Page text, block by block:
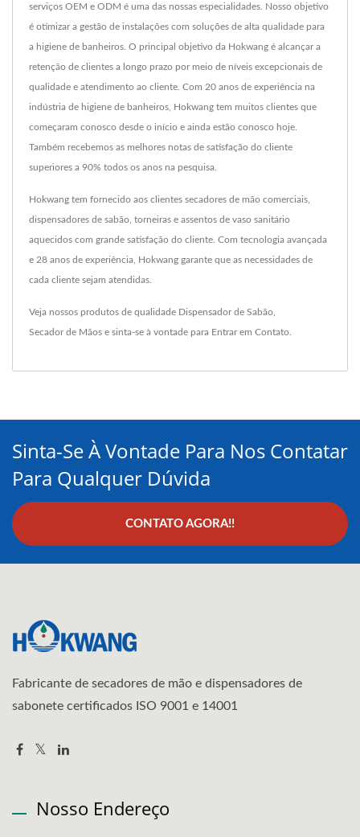
serviços OEM e ODM é uma das nossas especialidades. Nosso objetivo
é otimizar a gestão de instalações com soluções de alta qualidade para
a higiene de banheiros. O principal objetivo da Hokwang é alcançar a
retenção de clientes a longo prazo por meio de níveis excepcionais de
qualidade e atendimento ao cliente. Com 20 anos de experiência na
indústria de higiene de banheiros, Hokwang tem muitos clientes que
começaram conosco desde o início e ainda estão conosco hoje.
Também recebemos as melhores notas de satisfação do cliente
superiores a 90% todos os anos na pesquisa.
Hokwang tem fornecido aos clientes secadores de mão comerciais,
dispensadores de sabão, torneiras e assentos de vaso sanitário
aquecidos com grande satisfação do cliente. Com tecnologia avançada
e 28 anos de experiência, Hokwang garante que as necessidades de
cada cliente sejam atendidas.
Veja nossos produtos de qualidade Dispensador de Sabão
Secador de Mãos e sinta-se à vontade para Entrar em Contato
Sinta-Se À Vontade Para Nos Contatar
Para Qualquer Dúvida
CONTATO AGORA!!
Fabricante de secadores de mão e dispensadores de
sabonete certificados ISO 9001 e 14001
Nosso Endereço